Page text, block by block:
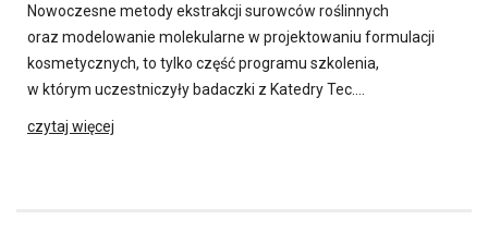
Nowoczesne metody ekstrakcji surowców roślinnych
oraz modelowanie molekularne w projektowaniu formulacji
kosmetycznych, to tylko część programu szkolenia,
w którym uczestniczyły badaczki z Katedry Tec….
czytaj więcej